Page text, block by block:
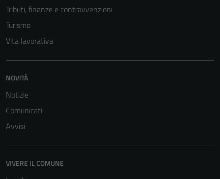
Tributi, finanze e contravvenzioni
Turismo
Vita lavorativa
NOVITÀ
Notizie
Comunicati
Avvisi
VIVERE IL COMUNE